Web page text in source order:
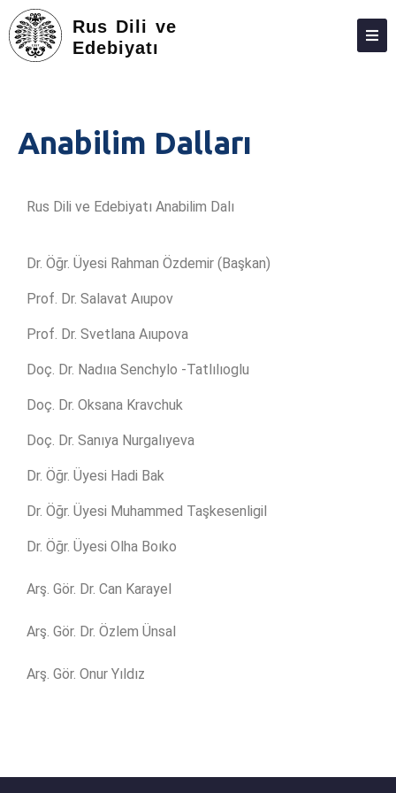
Rus Dili ve
Edebiyatı
LISANS
TOPLUMA KATKI
ADAY ÖĞRENCILER
BÖLÜM ÇALIŞMALARI
Anabilim Dalları
Rus Dili ve Edebiyatı Anabilim Dalı
Dr. Öğr. Üyesi Rahman Özdemir (Başkan)
Prof. Dr. Salavat Aıupov
Prof. Dr. Svetlana Aıupova
Doç. Dr. Nadııa Senchylo -Tatlılıoglu
Doç. Dr. Oksana Kravchuk
Doç. Dr. Sanıya Nurgalıyeva
Dr. Öğr. Üyesi Hadi Bak
Dr. Öğr. Üyesi Muhammed Taşkesenligil
Dr. Öğr. Üyesi Olha Boıko
Arş. Gör. Dr. Can Karayel
Arş. Gör. Dr. Özlem Ünsal
Arş. Gör. Onur Yıldız